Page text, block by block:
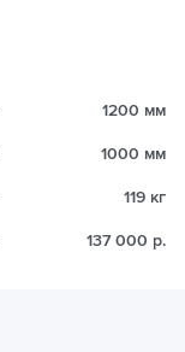
1200 мм
1000 мм
119 кг
137 000 р.